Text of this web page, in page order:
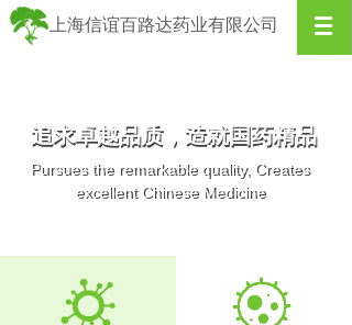
上海信谊百路达药业有限公司
追求卓越品质，造就国药精品
追求卓越品质，造就国药精品
Pursues the remarkable quality, Creates
excellent Chinese Medicine
Pursues the remarkable quality, Creates
excellent Chinese Medicine